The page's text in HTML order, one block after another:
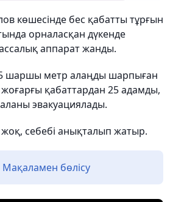
көшесінде бес қабатты тұрғын
орналасқан дүкенде
аппарат жанды.
5 шаршы метр алаңды шарпыған
қабаттардан 25 адамды,
эвакуациялады.
себебі анықталып жатыр.
Мақаламен бөлісу